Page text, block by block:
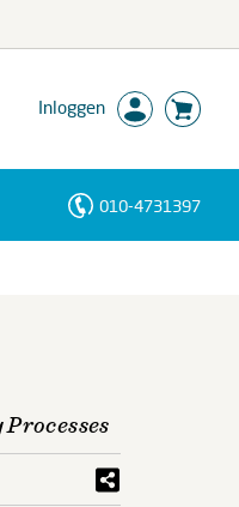
Inloggen
010-4731397